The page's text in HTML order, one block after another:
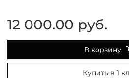
12 000.00 руб.
В корзину
Купить в 1